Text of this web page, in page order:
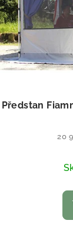
Předstan
20